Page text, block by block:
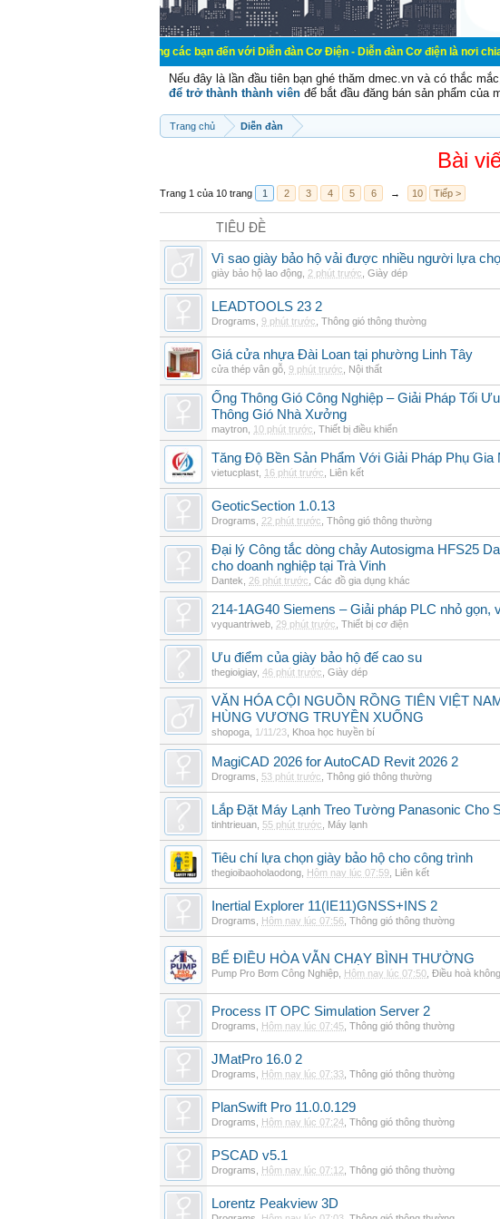
Chào mừng các bạn đến với Diễn đàn Cơ Điện - Diễn đàn Cơ điện là nơi chia sẽ kiến
Nếu đây là lần đầu tiên bạn ghé thăm dmec.vn và có thắc
để trở thành thành viên để bắt đầu đăng bán sản phẩm của
Trang chủ Diễn đàn
Bài
Trang 1 của 10 trang 1 2 3 4 5 6 → 10 Tiếp >
TIÊU ĐỀ
Vì sao giày bảo hộ vải được nhiều người lựa
giày bảo hộ lao động 2 phút trước Giày dép
LEADTOOLS 23 2
Drograms 9 phút trước Thông gió thông thường
Giá cửa nhựa Đài Loan tại phường Linh Tây
cửa thép vân gỗ 9 phút trước Nội thất
Ống Thông Gió Công Nghiệp – Giải Pháp Tối
Thông Gió Nhà Xưởng
maytron 10 phút trước Thiết bị điều khiển
Tăng Độ Bền Sản Phẩm Với Giải Pháp Phụ Gia
vietucplast 16 phút trước Liên kết
GeoticSection 1.0.13
Drograms 22 phút trước Thông gió thông thường
Đại lý Công tắc dòng chảy Autosigma HFS25
cho doanh nghiệp tại Trà Vinh
Dantek 26 phút trước Các đồ gia dụng khác
214-1AG40 Siemens – Giải pháp PLC nhỏ gọn,
vyquantriweb 29 phút trước Thiết bị cơ điện
Ưu điểm của giày bảo hộ đế cao su
thegioigiay, 46 phút trước Giày dép
VĂN HÓA CỘI NGUỒN RỒNG TIÊN VIỆT
HÙNG VƯƠNG TRUYỀN XUỐNG
shopoga 1/11/23 Khoa học huyền bí
MagiCAD 2026 for AutoCAD Revit 2026 2
Drograms 53 phút trước Thông gió thông thường
Lắp Đặt Máy Lạnh Treo Tường Panasonic Cho
tinhtrieuan 55 phút trước Máy lạnh
Tiêu chí lựa chọn giày bảo hộ cho công trình
thegioibaoholaodong Hôm nay lúc 07:59 Liên kết
Inertial Explorer 11(IE11)GNSS+INS 2
Drograms Hôm nay lúc 07:56 Thông gió thông thường
BỂ ĐIỀU HÒA VẪN CHẠY BÌNH THƯỜNG
Pump Pro Bơm Công Nghiệp Hôm nay lúc 07:50 Điều hoà
Process IT OPC Simulation Server 2
Drograms Hôm nay lúc 07:45 Thông gió thông thường
JMatPro 16.0 2
Drograms Hôm nay lúc 07:33 Thông gió thông thường
PlanSwift Pro 11.0.0.129
Drograms Hôm nay lúc 07:24 Thông gió thông thường
PSCAD v5.1
Drograms Hôm nay lúc 07:12 Thông gió thông thường
Lorentz Peakview 3D